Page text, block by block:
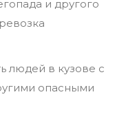
и другого
людей в кузове с
опасными